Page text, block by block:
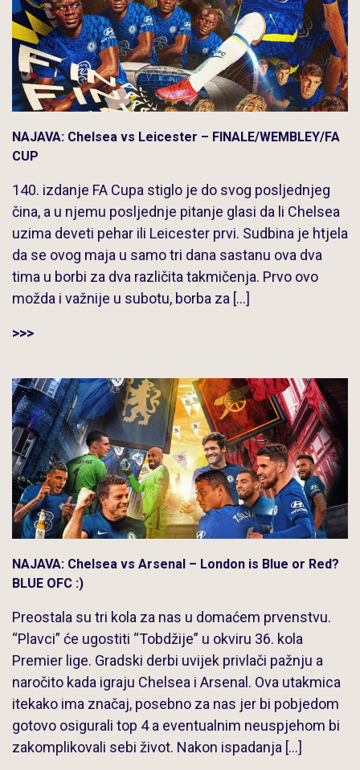
NAJAVA: Chelsea vs Leicester – FINALE/WEMBLEY/FA
CUP
140. izdanje FA Cupa stiglo je do svog posljednjeg
čina, a u njemu posljednje pitanje glasi da li Chelsea
uzima deveti pehar ili Leicester prvi. Sudbina je htjela
da se ovog maja u samo tri dana sastanu ova dva
tima u borbi za dva različita takmičenja. Prvo ovo
možda i važnije u subotu, borba za […]
>>>
NAJAVA: Chelsea vs Arsenal – London is Blue or Red?
BLUE OFC :)
Preostala su tri kola za nas u domaćem prvenstvu.
“Plavci” će ugostiti “Tobdžije” u okviru 36. kola
Premier lige. Gradski derbi uvijek privlači pažnju a
naročito kada igraju Chelsea i Arsenal. Ova utakmica
itekako ima značaj, posebno za nas jer bi pobjedom
gotovo osigurali top 4 a eventualnim neuspjehom bi
zakomplikovali sebi život. Nakon ispadanja […]